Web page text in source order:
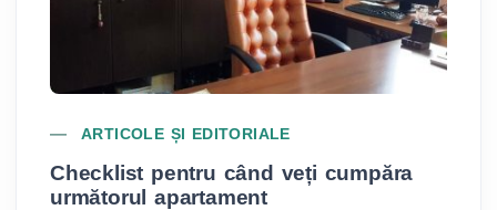
ARTICOLE ȘI EDITORIALE
Checklist pentru când veți cumpăra
următorul apartament